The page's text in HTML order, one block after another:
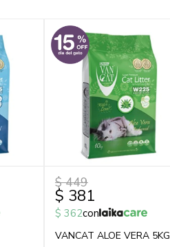
$ 381
$ 449
$ 362con
VANCAT ALOE VERA 5KG